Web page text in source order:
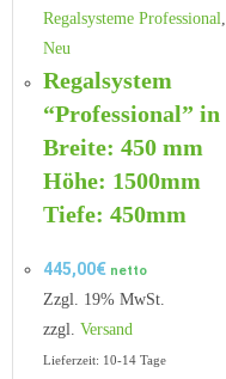
Regalsysteme Professional,
Neu
Regalsystem
“Professional” in
Breite: 450 mm
Höhe: 1500mm
Tiefe: 450mm
445,00€ netto
Zzgl. 19% MwSt.
zzgl. Versand
Lieferzeit: 10-14 Tage